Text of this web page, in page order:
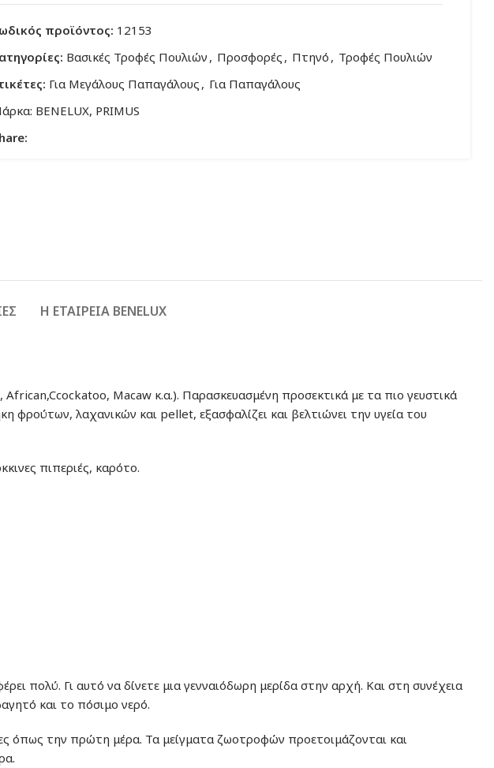
προϊόντος: 12153
Βασικές Τροφές Πουλιών , Προσφορές , Πτηνό , Τροφές Πουλιών
Για Μεγάλους Παπαγάλους , Για Παπαγάλους
BENELUX, PRIMUS
Η ΕΤΑΙΡΕΙΑ BENELUX
Macaw κ.α.). Παρασκευασμένη προσεκτικά με τα πιο γευστικά
φρούτων, λαχανικών και pellet, εξασφαλίζει και βελτιώνει την υγεία του
πιπεριές, καρότο.
πολύ. Γι αυτό να δίνετε μια γενναιόδωρη μερίδα στην αρχή. Και στη συνέχεια
και το πόσιμο νερό.
όπως την πρώτη μέρα. Τα μείγματα ζωοτροφών προετοιμάζονται και